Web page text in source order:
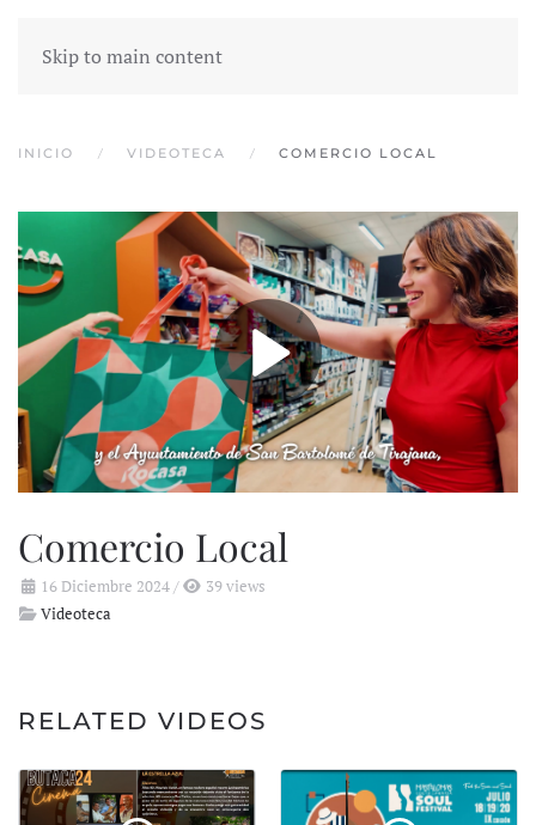
Skip to main content
INICIO VIDEOTECA COMERCIO LOCAL
Comercio Local
16 Diciembre 2024/
39 views
Videoteca
RELATED VIDEOS